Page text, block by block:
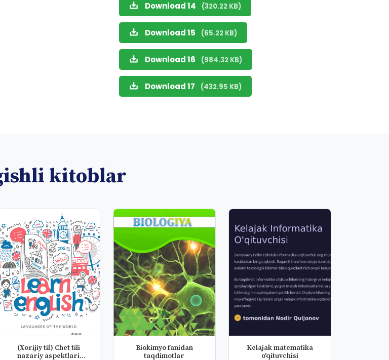
Download 14 (320.22 KB)
Download 15 (65.22 KB)
Download 16 (984.32 KB)
Download 17 (432.95 KB)
kitoblar
(Xorijiy til) Chet tili
nazariy aspektlari
Biokimyo fanidan
taqdimotlar
Kelajak matematika
o'qituvchisi